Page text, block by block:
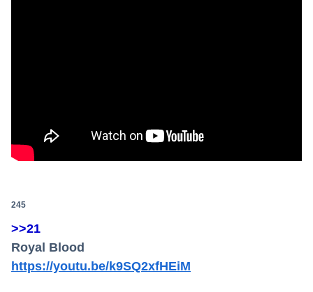
245
>>21
Royal Blood
https://youtu.be/k9SQ2xfHEiM